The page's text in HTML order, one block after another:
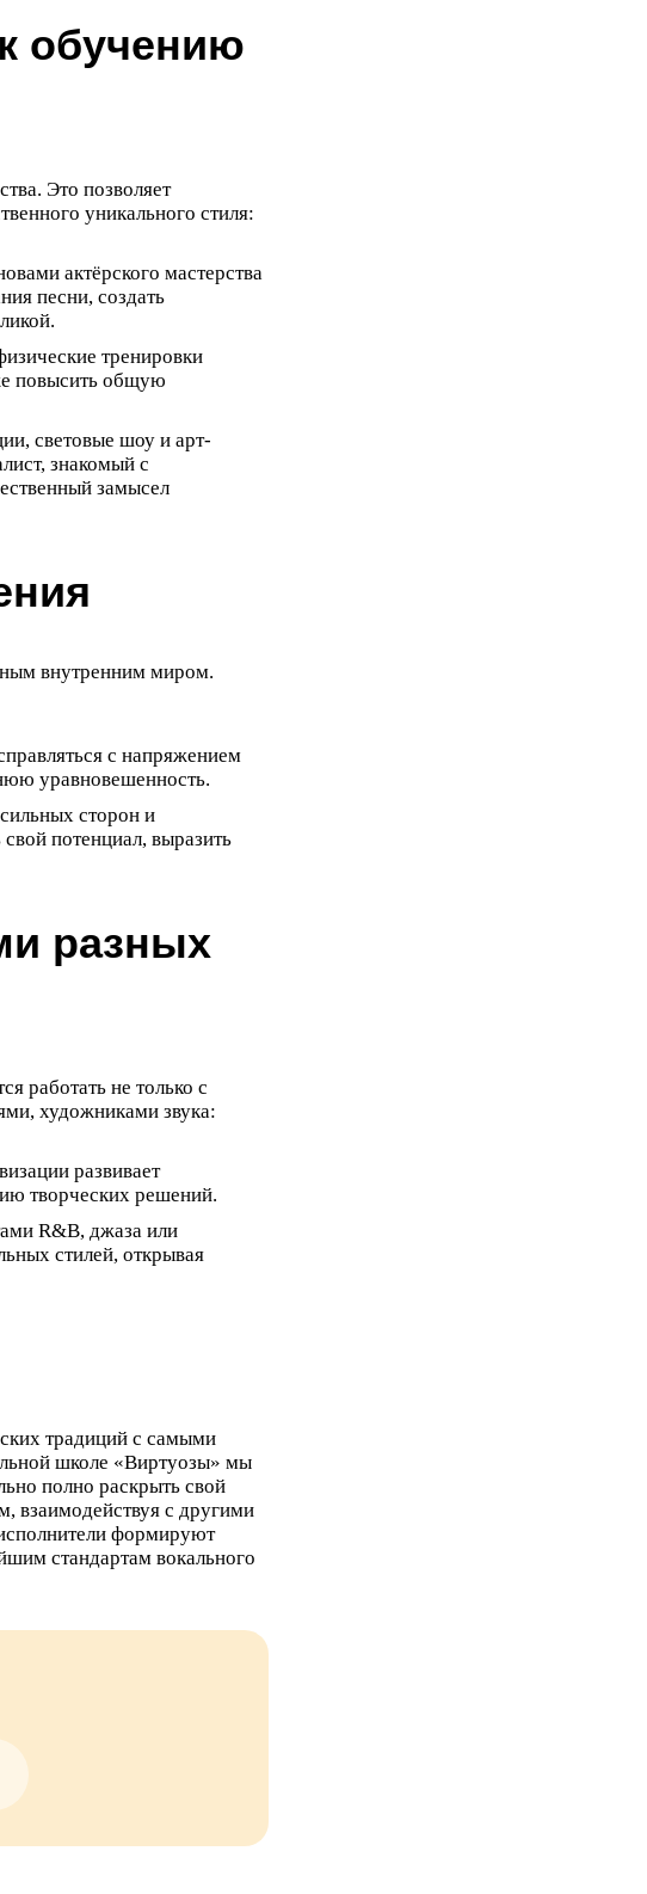
обучению
Это позволяет
уникального стиля:
актёрского мастерства
песни, создать
тренировки
повысить общую
световые шоу и арт-
знакомый с
замысел
внутренним миром.
с напряжением
уравновешенность.
сторон и
потенциал, выразить
разных
работать не только с
художниками звука:
развивает
творческих решений.
R&B, джаза или
стилей, открывая
традиций с самыми
школе «Виртуозы» мы
полно раскрыть свой
взаимодействуя с другими
формируют
стандартам вокального